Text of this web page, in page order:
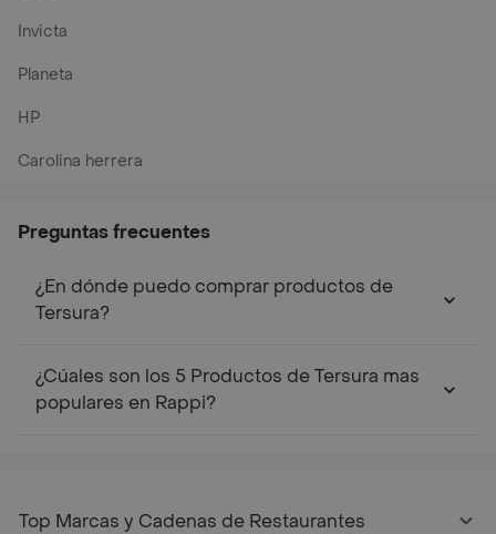
Invicta
Planeta
HP
Carolina herrera
Preguntas frecuentes
¿En dónde puedo comprar productos de
Tersura?
¿Cúales son los 5 Productos de Tersura mas
populares en Rappi?
Top Marcas y Cadenas de Restaurantes